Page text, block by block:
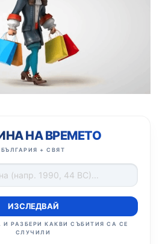
НА ВРЕМЕТО
БЪЛГАРИЯ + СВЯТ
ИЗСЛЕДВАЙ
РАЗБЕРИ КАКВИ СЪБИТИЯ СА СЕ
СЛУЧИЛИ